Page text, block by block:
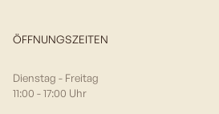
ÖFFNUNGSZEITEN
Dienstag - Freitag
11:00 - 17:00 Uhr